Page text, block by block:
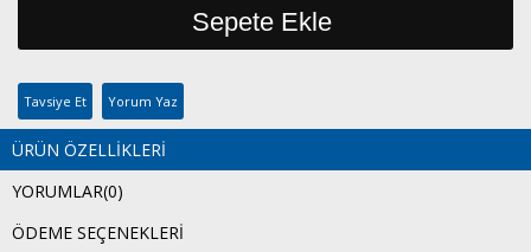
Tavsiye Et Yorum Yaz
ÜRÜN ÖZELLIKLERI
YORUMLAR(0)
ÖDEME SEÇENEKLERI